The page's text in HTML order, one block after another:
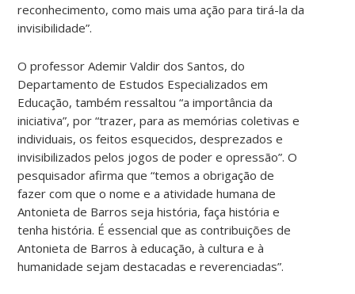
reconhecimento, como mais uma ação para tirá-la da
invisibilidade”.
O professor Ademir Valdir dos Santos, do
Departamento de Estudos Especializados em
Educação, também ressaltou “a importância da
iniciativa”, por “trazer, para as memórias coletivas e
individuais, os feitos esquecidos, desprezados e
invisibilizados pelos jogos de poder e opressão”. O
pesquisador afirma que “temos a obrigação de
fazer com que o nome e a atividade humana de
Antonieta de Barros seja história, faça história e
tenha história. É essencial que as contribuições de
Antonieta de Barros à educação, à cultura e à
humanidade sejam destacadas e reverenciadas”.